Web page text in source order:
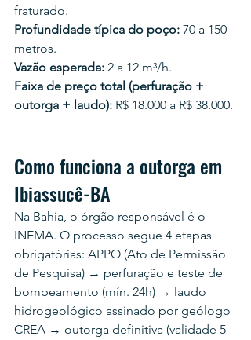
fraturado.
Profundidade típica do poço: 70 a 150
metros.
Vazão esperada: 2 a 12 m³/h.
Faixa de preço total (perfuração +
outorga + laudo): R$ 18.000 a R$ 38.000.
Como funciona a outorga em
Ibiassucê-BA
Na Bahia, o órgão responsável é o
INEMA. O processo segue 4 etapas
obrigatórias: APPO (Ato de Permissão
de Pesquisa) → perfuração e teste de
bombeamento (mín. 24h) → laudo
hidrogeológico assinado por geólogo
CREA → outorga definitiva (validade 5